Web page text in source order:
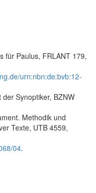
für Paulus, FRLANT 179,
urn:nbn:de:bvb:12-
Synoptiker, BZNW
Methodik und
Texte, UTB 4559,
04.